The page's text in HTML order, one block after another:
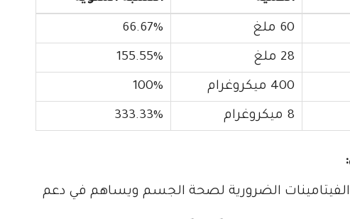
60 ملغ 66.67%
28 ملغ 155.55%
400 ميكروغرام 100%
8 ميكروغرام 333.33%
الفيتامينات الضرورية لصحة الجسم ويساهم في دعم